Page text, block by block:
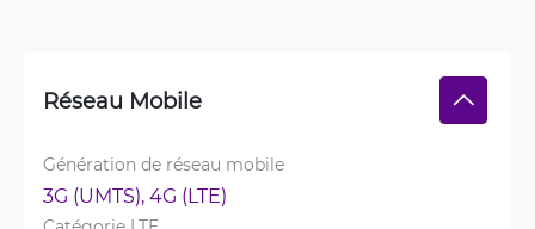
Réseau Mobile
Génération de réseau mobile
3G (UMTS), 4G (LTE)